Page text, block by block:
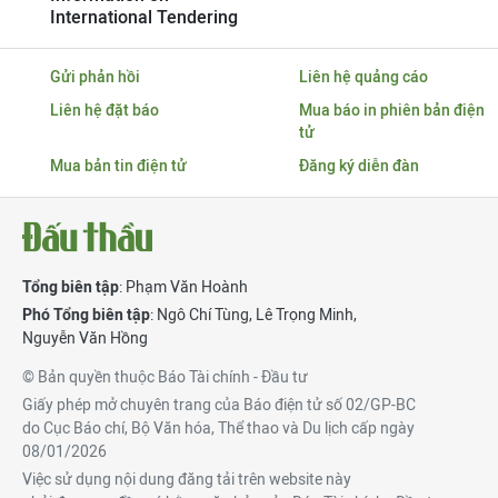
International Tendering
Gửi phản hồi
Liên hệ quảng cáo
Liên hệ đặt báo
Mua báo in phiên bản điện
tử
Mua bản tin điện tử
Đăng ký diễn đàn
Tổng biên tập: Phạm Văn Hoành
Phó Tổng biên tập: Ngô Chí Tùng, Lê Trọng Minh,
Nguyễn Văn Hồng
© Bản quyền thuộc Báo Tài chính - Đầu tư
Giấy phép mở chuyên trang của Báo điện tử số 02/GP-BC
do Cục Báo chí, Bộ Văn hóa, Thể thao và Du lịch cấp ngày
08/01/2026
Việc sử dụng nội dung đăng tải trên website này